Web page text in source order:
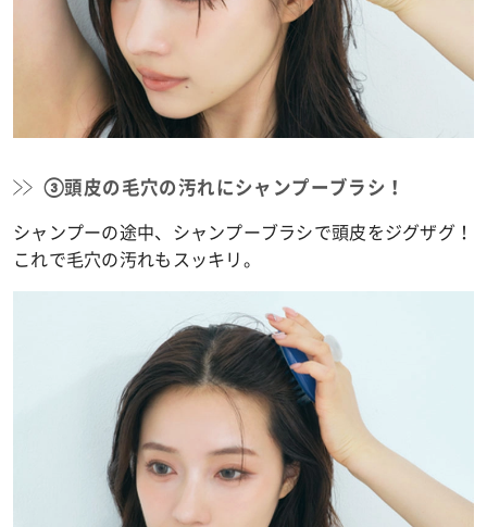
③頭皮の毛穴の汚れにシャンプーブラシ！
シャンプーの途中、シャンプーブラシで頭皮をジグザグ！
これで毛穴の汚れもスッキリ。